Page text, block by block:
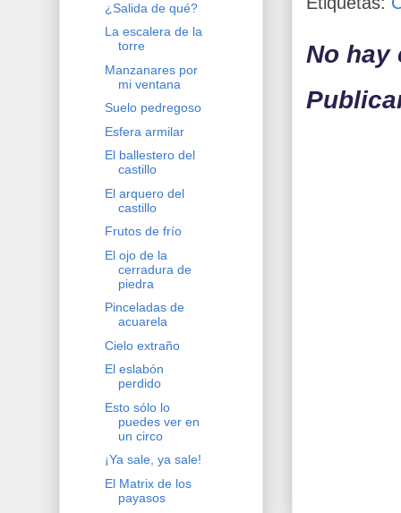
No hay
¿Salida de qué?
La escalera de la
torre
Manzanares por
mi ventana
Suelo pedregoso
Esfera armilar
El ballestero del
castillo
El arquero del
castillo
Frutos de frío
El ojo de la
cerradura de
piedra
Pinceladas de
acuarela
Cielo extraño
El eslabón
perdido
Esto sólo lo
puedes ver en
un circo
¡Ya sale, ya sale!
El Matrix de los
payasos